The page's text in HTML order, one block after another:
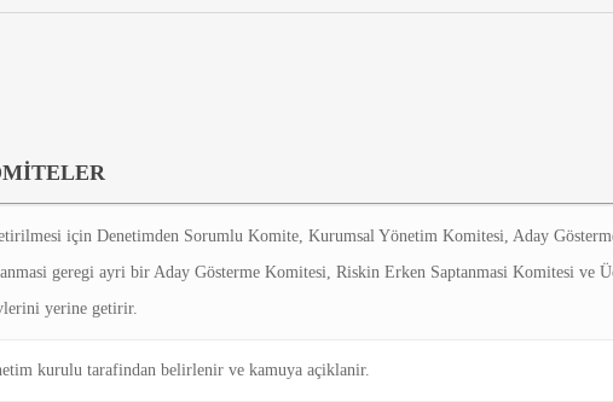
için Denetimden Sorumlu Komite, Kurumsal Yönetim Komitesi, Aday
geregi ayri bir Aday Gösterme Komitesi, Riskin Erken Saptanmasi Komitesi ve
yerine getirir.
kurulu tarafindan belirlenir ve kamuya açiklanir.